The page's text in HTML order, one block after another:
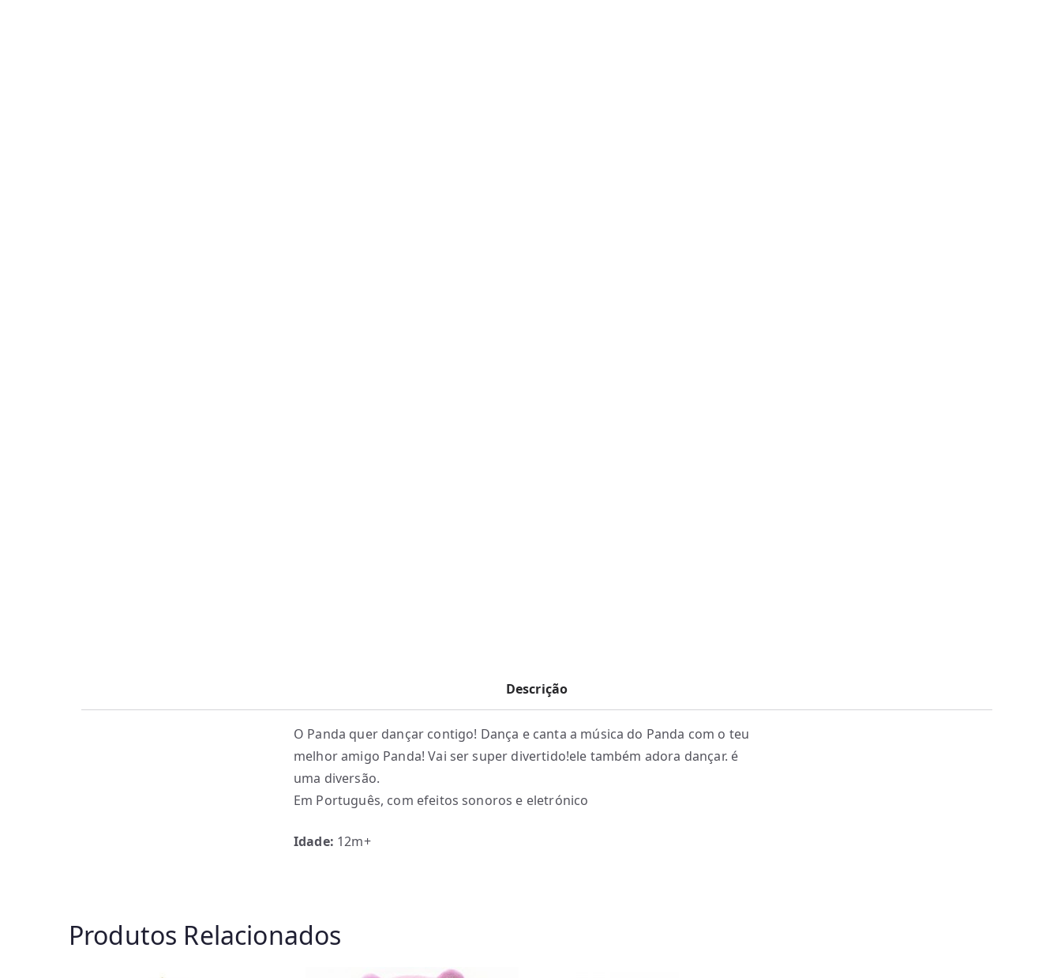
Descrição
O Panda quer dançar contigo! Dança e canta a música do Panda com o teu
melhor amigo Panda! Vai ser super divertido!ele também adora dançar. é
uma diversão.
Em Português, com efeitos sonoros e eletrónico
Idade: 12m+
Produtos Relacionados